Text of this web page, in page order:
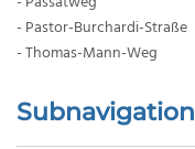
- Pastor-Burchardi-Straße
- Thomas-Mann-Weg
Subnavigation